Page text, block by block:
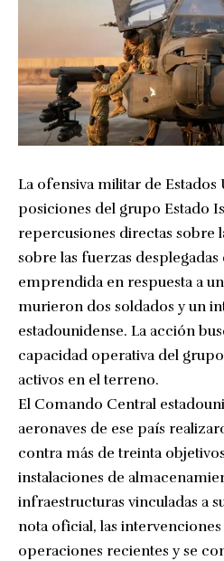
La ofensiva militar de
posiciones del grupo Estado
repercusiones directas sobre
sobre las fuerzas
emprendida en respuesta a
murieron dos soldados y un
estadounidense. La acción
capacidad operativa del
activos en el terreno.
El Comando Central
aeronaves de ese país
contra más de treinta
instalaciones de
infraestructuras vinculadas a
nota oficial, las
operaciones recientes y se